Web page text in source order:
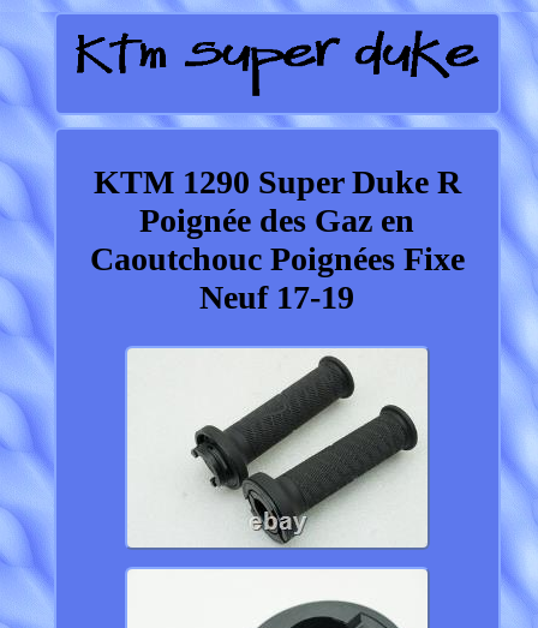
KTM 1290 Super Duke R
Poignée des Gaz en
Caoutchouc Poignées Fixe
Neuf 17-19